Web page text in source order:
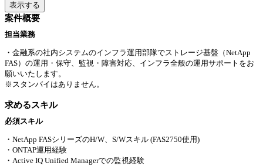
表示する
案件概要
担当業務
・金融系の社内システムのインフラ運用部隊でストレージ基盤（NetApp
FAS）の運用・保守、監視・障害対応、インフラ全般の運用サポートをお
願いいたします。
※スタンバイはありません。
求めるスキル
必須スキル
・NetApp FASシリーズのH/W、S/Wスキル (FAS2750使用)
・ONTAP運用経験
・Active IQ Unified Managerでの監視経験